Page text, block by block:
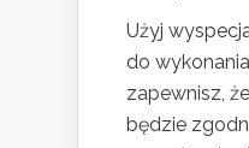
Użyj
do
zapewnisz,
będzie